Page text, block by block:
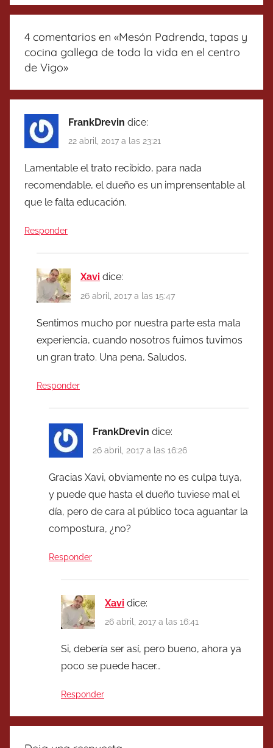
4 comentarios en «Mesón Padrenda, tapas y
cocina gallega de toda la vida en el centro
de Vigo»
FrankDrevin dice:
22 abril, 2017 a las 23:21
Lamentable el trato recibido, para nada
recomendable, el dueño es un imprensentable al
que le falta educación.
Responder
Xavi dice:
26 abril, 2017 a las 15:47
Sentimos mucho por nuestra parte esta mala
experiencia, cuando nosotros fuimos tuvimos
un gran trato. Una pena, Saludos.
Responder
FrankDrevin dice:
26 abril, 2017 a las 16:26
Gracias Xavi, obviamente no es culpa tuya,
y puede que hasta el dueño tuviese mal el
día, pero de cara al público toca aguantar la
compostura, ¿no?
Responder
Xavi dice:
26 abril, 2017 a las 16:41
Si, debería ser así, pero bueno, ahora ya
poco se puede hacer…
Responder